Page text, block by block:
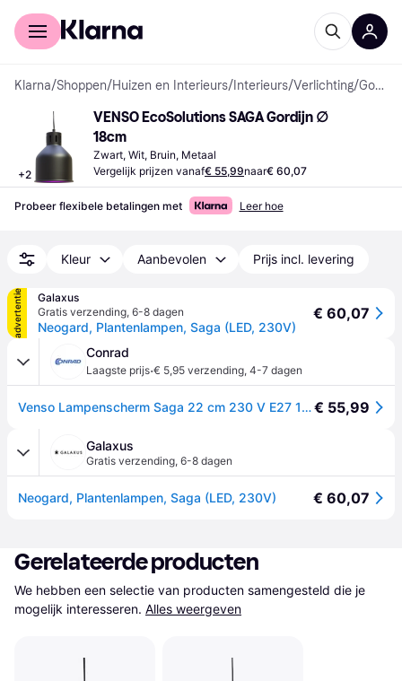
Voor shoppers
Klarna/Shoppen/Huizen en Interieurs/ Interieurs/Verlichting/ Gordijnen
+2
VENSO EcoSolutions SAGA Gordijn ∅
18cm
Zwart, Wit, Bruin, Metaal
Vergelijk prijzen vanaf€ 55,99naar€ 60,07
Probeer flexibele betalingen met Leer hoe
Kleur Aanbevolen Prijs incl. levering
advertentie
Galaxus
Gratis verzending, 6-8 dagen
Neogard, Plantenlampen, Saga (LED, 230V)
€ 60,07
Conrad
Laagste prijs·€ 5,95 verzending, 4-7 dagen
Venso Lampenscherm Saga 22 cm 230 V E27 18 W 1 stuk(s)€ 55,99
Galaxus
Gratis verzending, 6-8 dagen
Neogard, Plantenlampen, Saga (LED, 230V) € 60,07
Gerelateerde producten
We hebben een selectie van producten samengesteld die je
mogelijk interesseren. Alles weergeven